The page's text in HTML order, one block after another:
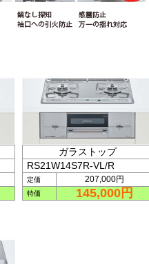
ガラストップ
RS21W14S7R-VL/R
定価 207,000円
特価 145,000円